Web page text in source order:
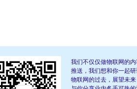
我们不仅仅做物联网的
推送，我们想和你一起
物联网的过去，展望未来